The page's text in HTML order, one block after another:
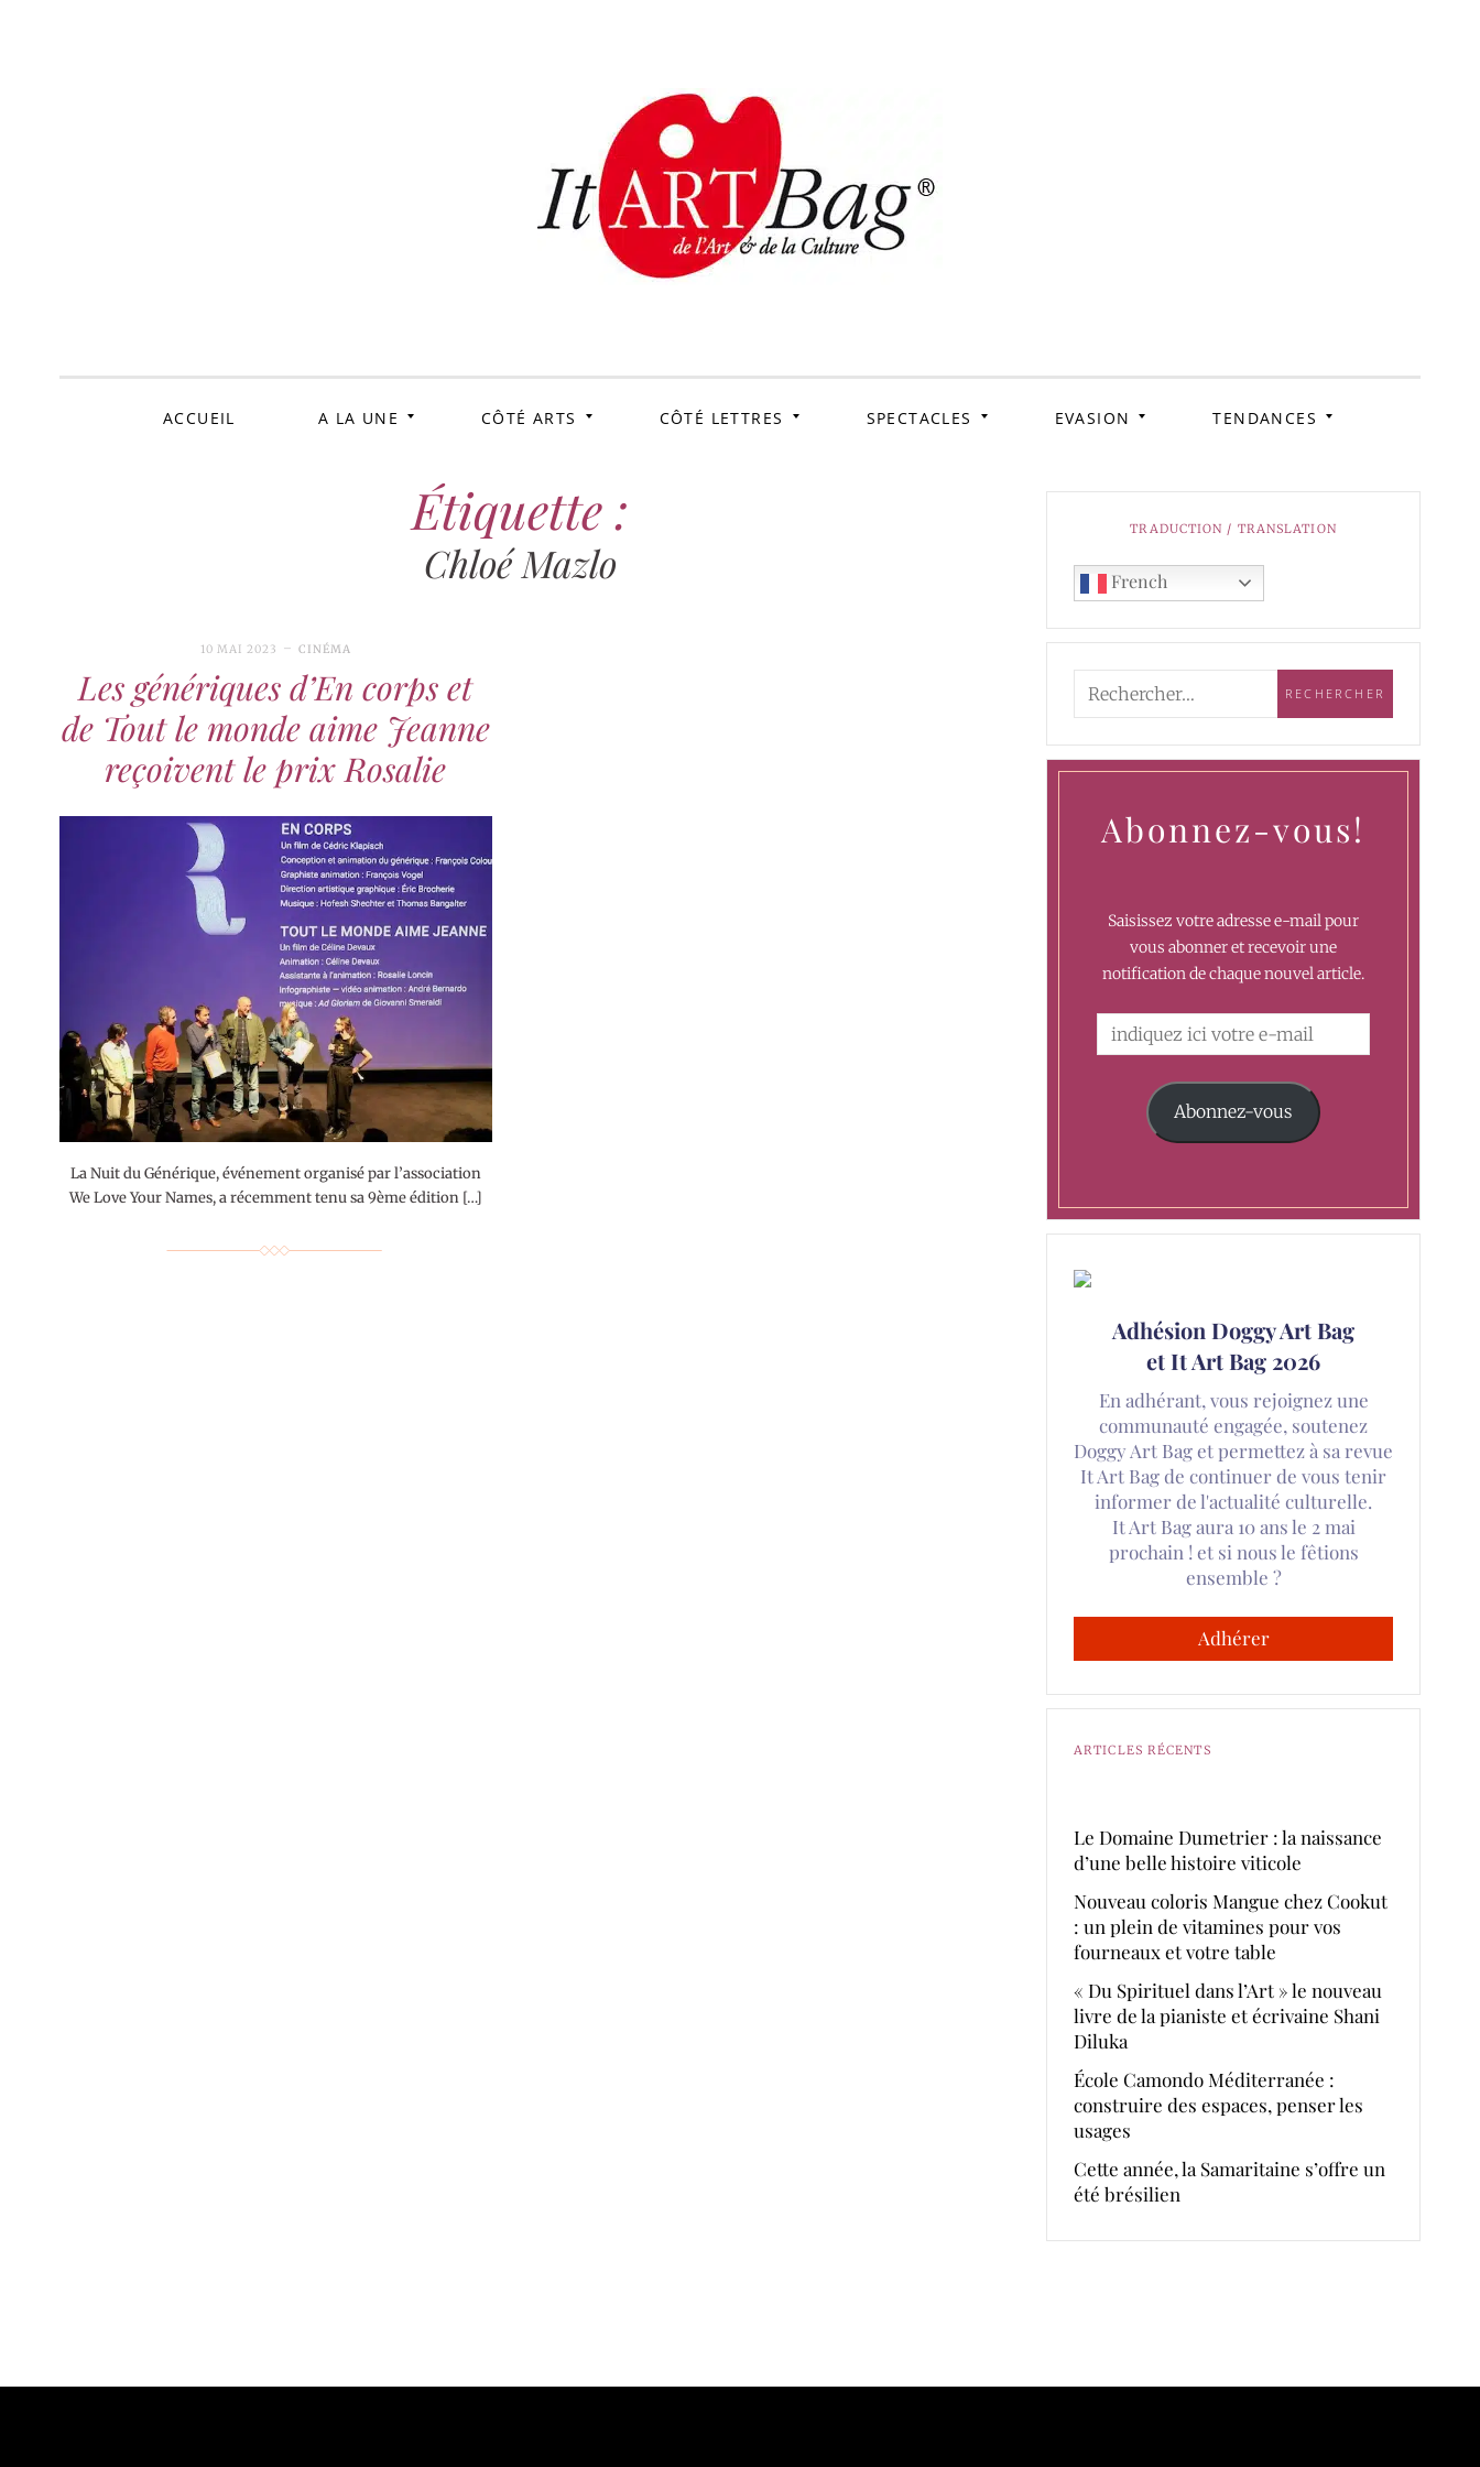
ItArtBag
ACCUEIL A LA UNE CÔTÉ ARTS CÔTÉ LETTRES SPECTACLES EVASION TENDANCES
Étiquette :
Chloé Mazlo
10 MAI 2023 CINÉMA
Les génériques d’En corps et
de Tout le monde aime Jeanne
reçoivent le prix Rosalie
La Nuit du Générique, événement organisé par l’association
We Love Your Names, a récemment tenu sa 9ème édition […]
TRADUCTION / TRANSLATION
French
Abonnez-vous!
Saisissez votre adresse e-mail pour
vous abonner et recevoir une
notification de chaque nouvel article.
Abonnez-vous
Adhésion Doggy Art Bag
et It Art Bag 2026
En adhérant, vous rejoignez une
communauté engagée, soutenez
Doggy Art Bag et permettez à sa revue
It Art Bag de continuer de vous tenir
informer de l'actualité culturelle.
It Art Bag aura 10 ans le 2 mai
prochain ! et si nous le fêtions
ensemble ?
Adhérer
ARTICLES RÉCENTS
Le Domaine Dumetrier : la naissance
d’une belle histoire viticole
Nouveau coloris Mangue chez Cookut
: un plein de vitamines pour vos
fourneaux et votre table
« Du Spirituel dans l’Art » le nouveau
livre de la pianiste et écrivaine Shani
Diluka
École Camondo Méditerranée :
construire des espaces, penser les
usages
Cette année, la Samaritaine s’offre un
été brésilien